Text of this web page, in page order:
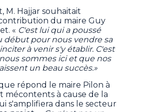
M. Hajjar souhaitait
du maire Guy
« C'est lui qui a poussé
début pour nous vendre sa
à venir s'y établir. C'est
sommes ici et que nos
un beau succès.»
répond le maire Pilon à
mécontents à cause de la
s'amplifiera dans le secteur